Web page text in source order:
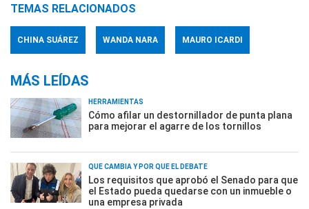
TEMAS RELACIONADOS
CHINA SUÁREZ WANDA NARA MAURO ICARDI
MÁS LEÍDAS
HERRAMIENTAS
Cómo afilar un destornillador de punta plana
para mejorar el agarre de los tornillos
QUÉ CAMBIA Y POR QUÉ EL DEBATE
Los requisitos que aprobó el Senado para que
el Estado pueda quedarse con un inmueble o
una empresa privada